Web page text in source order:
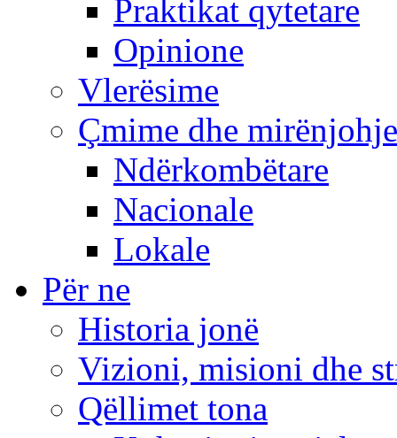
Praktikat qytetare
Opinione
Vlerësime
Çmime dhe mirënjohje
Ndërkombëtare
Nacionale
Lokale
Për ne
Historia jonë
Vizioni, misioni dhe
Qëllimet tona